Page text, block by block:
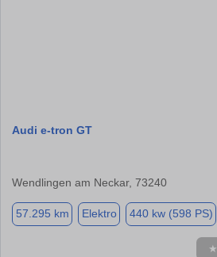
Audi e-tron GT
Wendlingen am Neckar, 73240
57.295 km Elektro 440 kw (598 PS)
★